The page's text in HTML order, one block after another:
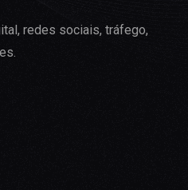
redes sociais, tráfego,